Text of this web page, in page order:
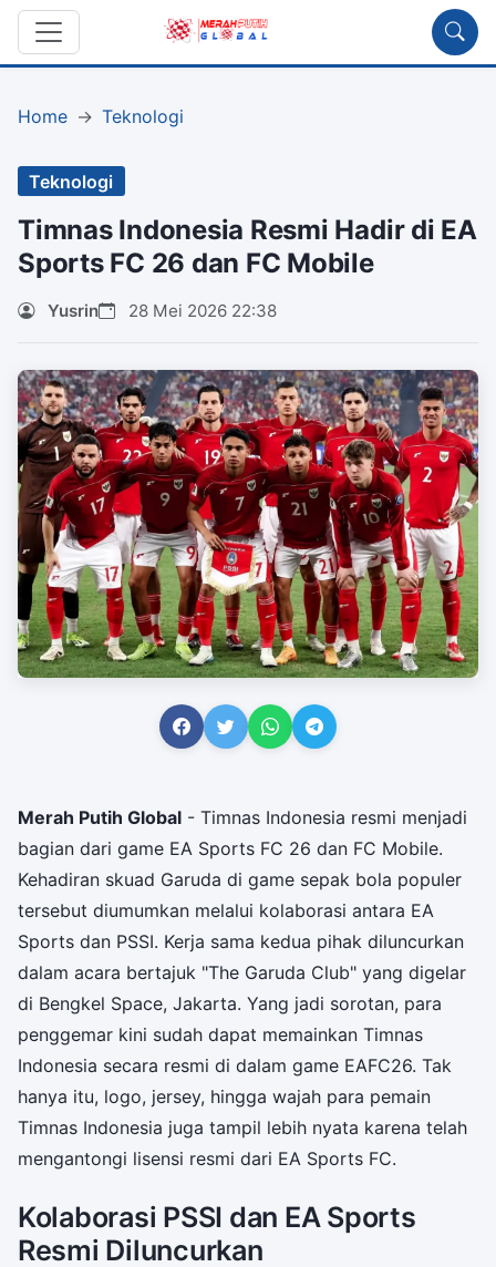
Home Teknologi
Teknologi
Timnas Indonesia Resmi Hadir di EA
Sports FC 26 dan FC Mobile
Yusrin 28 Mei 2026 22:38
Merah Putih Global - Timnas Indonesia resmi menjadi
bagian dari game EA Sports FC 26 dan FC Mobile.
Kehadiran skuad Garuda di game sepak bola populer
tersebut diumumkan melalui kolaborasi antara EA
Sports dan PSSI. Kerja sama kedua pihak diluncurkan
dalam acara bertajuk "The Garuda Club" yang digelar
di Bengkel Space, Jakarta. Yang jadi sorotan, para
penggemar kini sudah dapat memainkan Timnas
Indonesia secara resmi di dalam game EAFC26. Tak
hanya itu, logo, jersey, hingga wajah para pemain
Timnas Indonesia juga tampil lebih nyata karena telah
mengantongi lisensi resmi dari EA Sports FC.
Kolaborasi PSSI dan EA Sports
Resmi Diluncurkan